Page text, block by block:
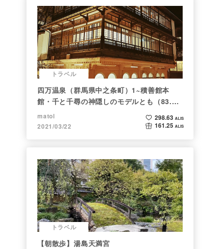
トラベル
四万温泉（群馬県中之条町）1~積善館本
館・千と千尋の神隠しのモデルとも（83.と
らべるショット）
matol
2021/03/22
298.63 ALIS
161.25 ALIS
トラベル
【朝散歩】湯島天満宮